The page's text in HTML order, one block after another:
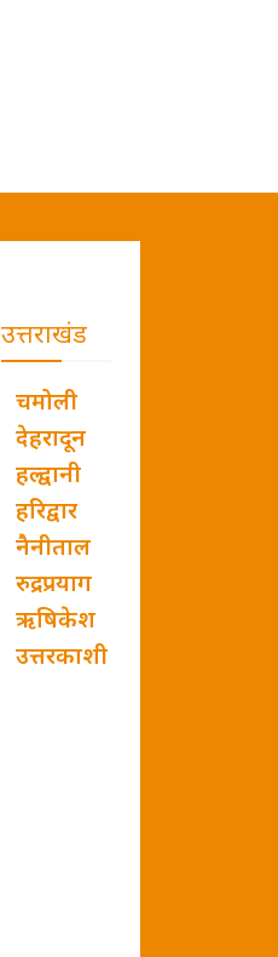
उत्तराखंड
चमोली
देहरादून
हल्द्वानी
हरिद्वार
नैनीताल
रुद्रप्रयाग
ऋषिकेश
उत्तरकाशी